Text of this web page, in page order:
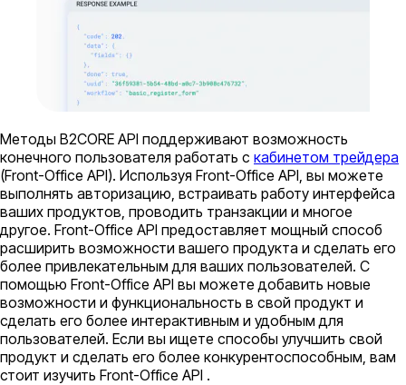
Методы B2CORE API поддерживают возможность
конечного пользователя работать с кабинетом трейдера
(Front-Office API). Используя Front-Office API, вы можете
выполнять авторизацию, встраивать работу интерфейса
ваших продуктов, проводить транзакции и многое
другое. Front-Office API предоставляет мощный способ
расширить возможности вашего продукта и сделать его
более привлекательным для ваших пользователей. С
помощью Front-Office API вы можете добавить новые
возможности и функциональность в свой продукт и
сделать его более интерактивным и удобным для
пользователей. Если вы ищете способы улучшить свой
продукт и сделать его более конкурентоспособным, вам
стоит изучить Front-Office API .